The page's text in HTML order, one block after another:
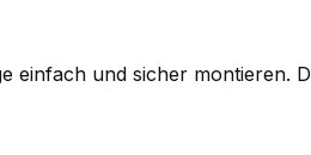
einfach und sicher montieren.